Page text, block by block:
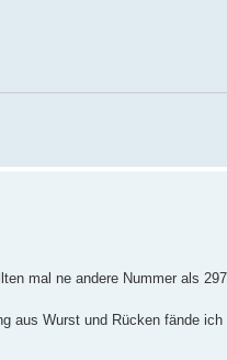
mal ne andere Nummer als
aus Wurst und Rücken fände ich